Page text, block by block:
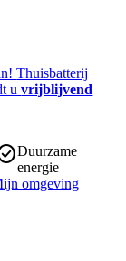
Thuisbatterij
uvrijblijvend
check_circleDuurzame
energie
Mijn omgeving